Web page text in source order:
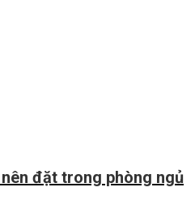
đặt trong phòng ngủ